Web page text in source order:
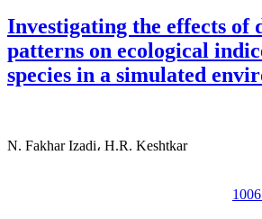
Investigating the effects of
patterns on ecological
species in a simulated
N. Fakhar Izadi، H.R. Keshtkar